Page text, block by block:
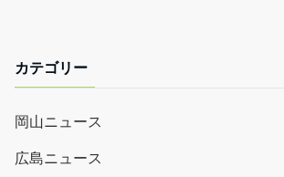
カテゴリー
岡山ニュース
広島ニュース